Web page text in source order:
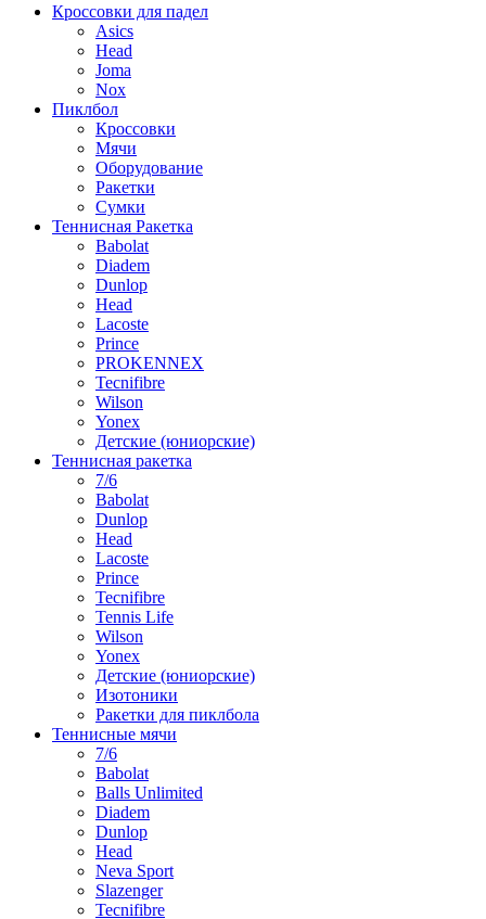
Кроссовки для падел
Asics
Head
Joma
Nox
Пиклбол
Кроссовки
Мячи
Оборудование
Ракетки
Сумки
Теннисная Ракетка
Babolat
Diadem
Dunlop
Head
Lacoste
Prince
PROKENNEX
Tecnifibre
Wilson
Yonex
Детские (юниорские)
Теннисная ракетка
7/6
Babolat
Dunlop
Head
Lacoste
Prince
Tecnifibre
Tennis Life
Wilson
Yonex
Детские (юниорские)
Изотоники
Ракетки для пиклбола
Теннисные мячи
7/6
Babolat
Balls Unlimited
Diadem
Dunlop
Head
Neva Sport
Slazenger
Tecnifibre